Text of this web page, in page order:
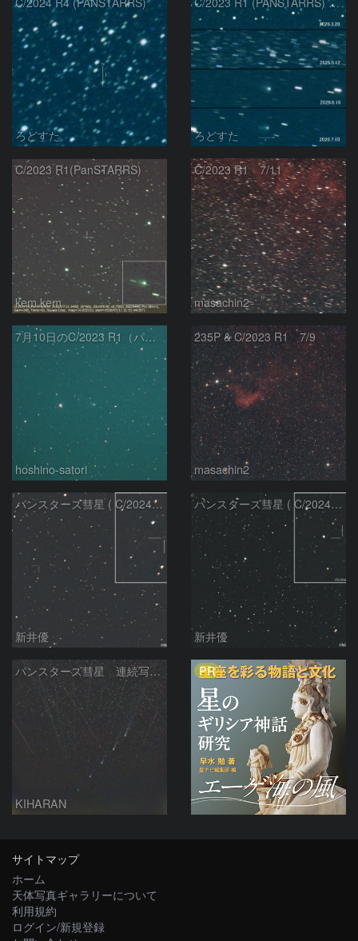
ろどすた ろどすた
C/2023 R1(PanSTARRS)
kem.kem
C/2023 R1 7/11
masachin2
7月10日のC/2023 R1（パンスターズ彗星）
hoshino-satori
235P & C/2023 R1 7/9
masachin2
パンスターズ彗星 ( C/2024R4 )：2026/06/28
新井優
パンスターズ彗星 ( C/2024G4 )の予報位置：2026/06/23
新井優
パンスターズ彗星 連続写真 再処理
KIHARAN
PR
サイトマップ
ホーム
天体写真ギャラリーについて
利用規約
ログイン/新規登録